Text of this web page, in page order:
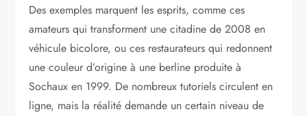
Des exemples marquent les esprits, comme ces
amateurs qui transforment une citadine de 2008 en
véhicule bicolore, ou ces restaurateurs qui redonnent
une couleur d’origine à une berline produite à
Sochaux en 1999. De nombreux tutoriels circulent en
ligne, mais la réalité demande un certain niveau de